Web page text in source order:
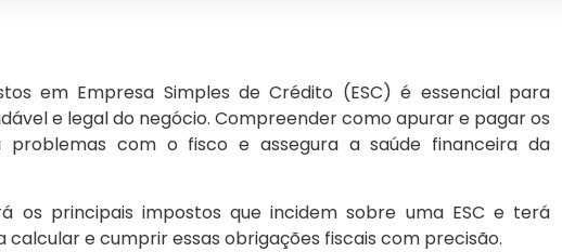
em Empresa Simples de Crédito (ESC) é essencial para
e legal do negócio. Compreender como apurar e pagar os
com o fisco e assegura a saúde financeira da
os principais impostos que incidem sobre uma ESC e terá
e cumprir essas obrigações fiscais com precisão.